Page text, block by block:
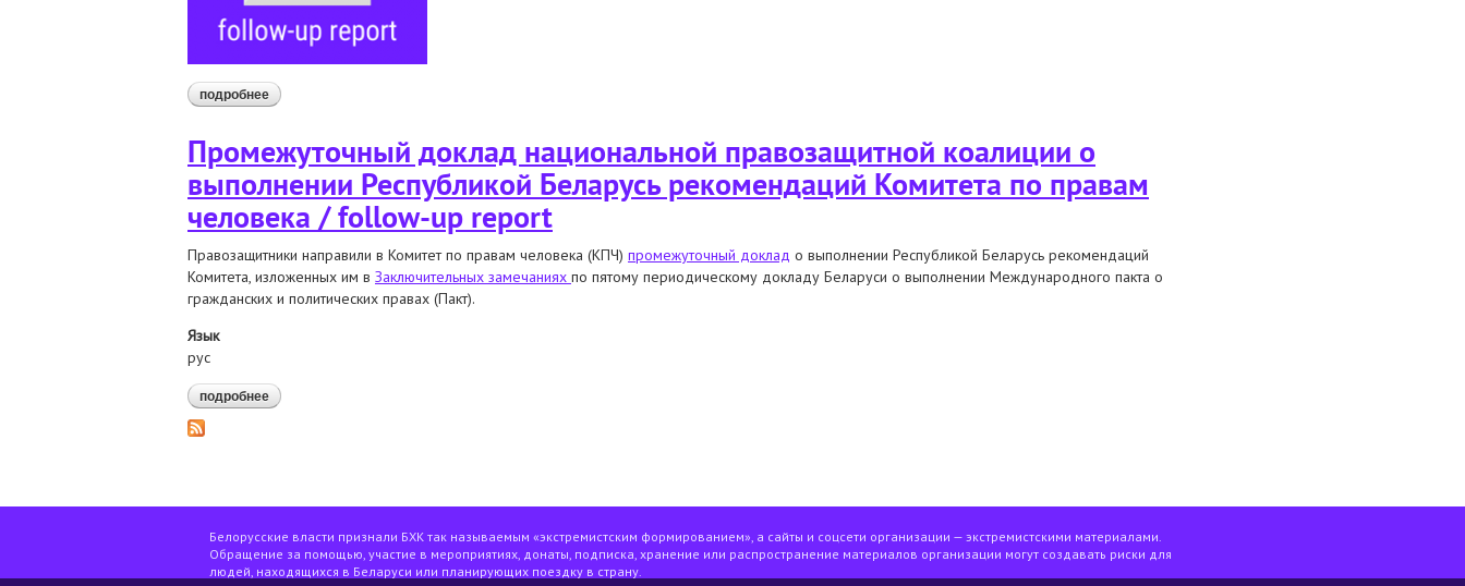
подробнее о промежуточный доклад национальной правозащитной коалиции о выполнении республикой беларусь рекомендаций комитета по правам
человека / follow-up report
Промежуточный доклад национальной правозащитной коалиции о
выполнении Республикой Беларусь рекомендаций Комитета по правам
человека / follow-up report
Правозащитники направили в Комитет по правам человека (КПЧ) промежуточный доклад о выполнении Республикой Беларусь рекомендаций
Комитета, изложенных им в Заключительных замечаниях по пятому периодическому докладу Беларуси о выполнении Международного пакта о
гражданских и политических правах (Пакт).
Язык
рус
подробнее о промежуточный доклад национальной правозащитной коалиции о выполнении республикой беларусь рекомендаций комитета по правам
человека / follow-up report
Белорусские власти признали БХК так называемым «экстремистским формированием», а сайты и соцсети организации — экстремистскими материалами.
Обращение за помощью, участие в мероприятиях, донаты, подписка, хранение или распространение материалов организации могут создавать риски для
людей, находящихся в Беларуси или планирующих поездку в страну.